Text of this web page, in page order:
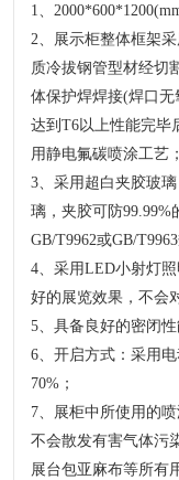
1、
2、展示柜整体框架
质冷拔钢管型材经切
体保护焊焊接(焊口
达到T6以上性能完毕
用静电氟碳喷涂工艺；
3、采用超白夹胶玻
璃，夹胶可防
GB/T9962或GB/T9963
4、采用LED小射灯
好的展览效果，不会
5、具备良好的密闭
6、开启方式：采用
70%；
7、展柜中所使用的
不会散发有害气体污
展台包亚麻布等所有